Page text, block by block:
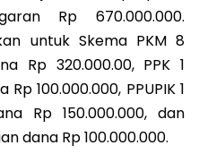
Rp 670.000.000.
untuk Skema PKM 8
Rp 320.000.00, PPK 1
100.000.000, PPUPIK 1
Rp 150.000.000, dan
dana Rp 100.000.000.